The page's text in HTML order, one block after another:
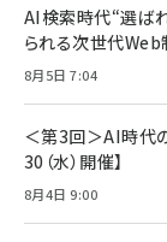
AI検索時代“選ば
られる次世代Web
8月5日 7:04
＜第3回＞AI時代
30（水）開催】
8月4日 9:00